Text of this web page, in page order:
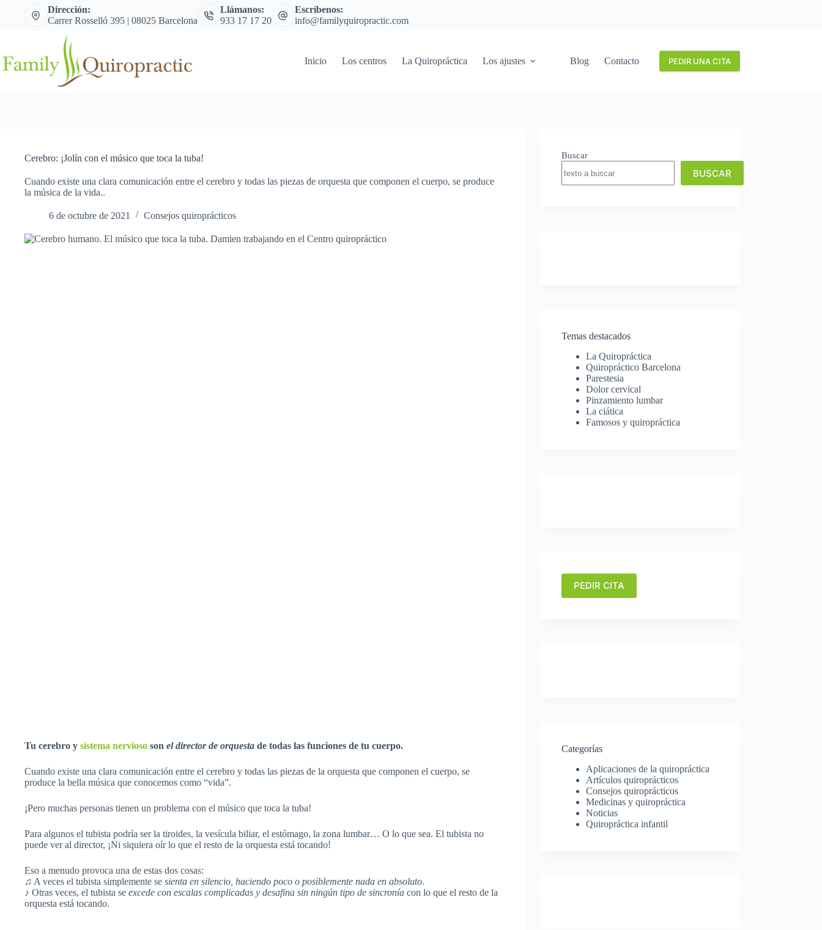
Dirección:
Carrer Rosselló 395 | 08025 Barcelona
Llámanos:
933 17 17 20
Escríbenos:
info@familyquiropractic.com
Inicio Los centros La Quiropráctica Los ajustes Blog Contacto PEDIR UNA CITA
Cerebro: ¡Jolín con el músico que toca la tuba!
Cuando existe una clara comunicación entre el cerebro y todas las piezas de orquesta que componen el cuerpo, se produce
la música de la vida..
6 de octubre de 2021 Consejos quiroprácticos
Tu cerebro y sistema nervioso son el director de orquesta de todas las funciones de tu cuerpo.
Cuando existe una clara comunicación entre el cerebro y todas las piezas de la orquesta que componen el cuerpo, se
produce la bella música que conocemos como “vida”.
¡Pero muchas personas tienen un problema con el músico que toca la tuba!
Para algunos el tubista podría ser la tiroides, la vesícula biliar, el estómago, la zona lumbar… O lo que sea. El tubista no
puede ver al director, ¡Ni siquiera oír lo que el resto de la orquesta está tocando!
Eso a menudo provoca una de estas dos cosas:
♫ A veces el tubista simplemente se sienta en silencio, haciendo poco o posiblemente nada en absoluto.
♪ Otras veces, el tubista se excede con escalas complicadas y desafina sin ningún tipo de sincronía con lo que el resto de la
orquesta está tocando.
Buscar
BUSCAR
Temas destacados
La Quiropráctica
Quiropráctico Barcelona
Parestesia
Dolor cervical
Pinzamiento lumbar
La ciática
Famosos y quiropráctica
PEDIR CITA
Categorías
Aplicaciones de la quiropráctica
Artículos quiroprácticos
Consejos quiroprácticos
Medicinas y quiropráctica
Noticias
Quiropráctica infantil